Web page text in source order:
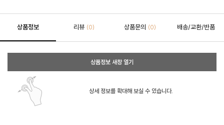
상품정보 리뷰 (0) 상품문의 (0) 배송/교환/반품
상품정보 새창 열기
상세 정보를 확대해 보실 수 있습니다.